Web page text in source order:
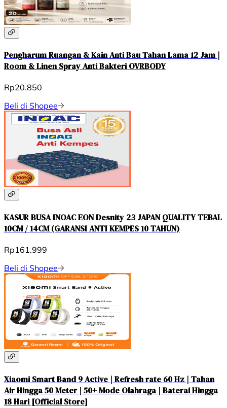
Pengharum Ruangan & Kain Anti Bau Tahan Lama 12 Jam |
Room & Linen Spray Anti Bakteri OVRBODY
Rp20.850
Beli di Shopee
KASUR BUSA INOAC EON Desnity 23 JAPAN QUALITY TEBAL
10CM / 14CM (GARANSI ANTI KEMPES 10 TAHUN)
Rp161.999
Beli di Shopee
Xiaomi Smart Band 9 Active | Refresh rate 60 Hz | Tahan
Air Hingga 50 Meter | 50+ Mode Olahraga | Baterai Hingga
18 Hari [Official Store]